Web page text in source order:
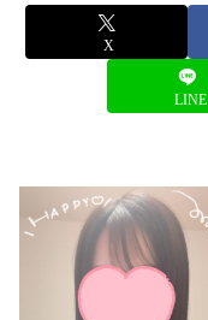
X
LINE